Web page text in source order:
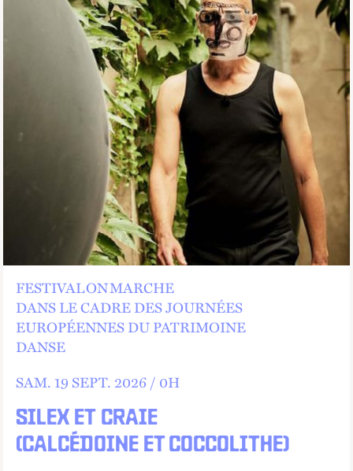
SILEX ET CRAIE
(CALCÉDOINE ET COCCOLITHE)
FESTIVAL ON MARCHE
DANS LE CADRE DES JOURNÉES
EUROPÉENNES DU PATRIMOINE
DANSE
SAM.19 SEPT. 2026 / 0H